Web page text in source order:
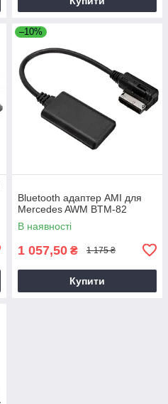
–10%
Bluetooth адаптер AMI для
Mercedes AWM BTM-82
В наявності
1 057,50 ₴ 1 175 ₴
Купити